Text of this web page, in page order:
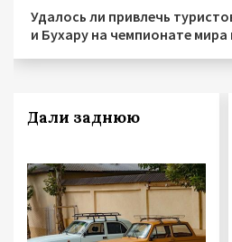
Удалось ли привлечь
и Бухару на чемпионате
Дали заднюю